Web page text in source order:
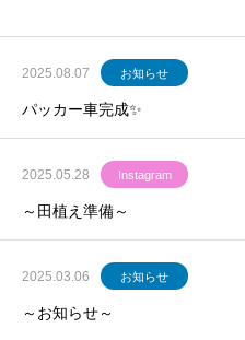
2025.08.07 お知らせ
パッカー車完成✨
2025.05.28 Instagram
～田植え準備～
2025.03.06 お知らせ
～お知らせ～